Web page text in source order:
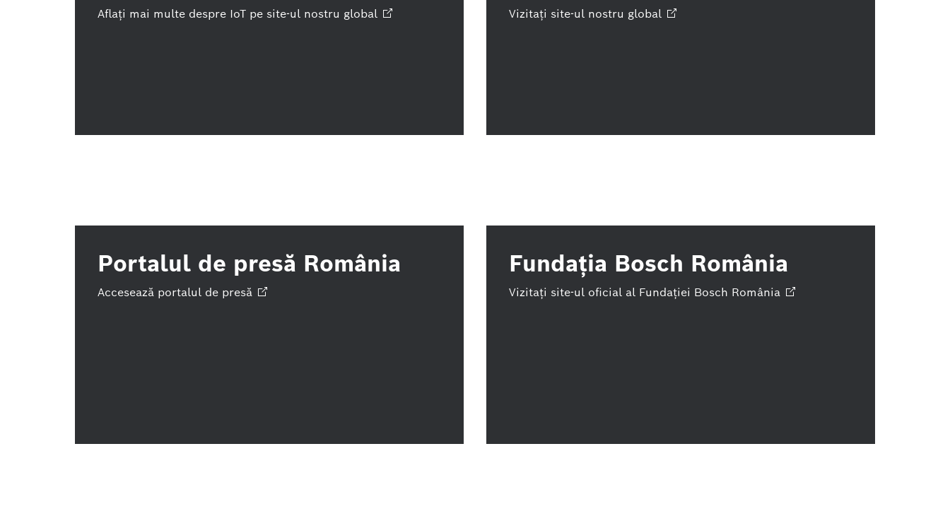
Aflaţi mai multe despre IoT pe site-ul nostru global Vizitaţi site-ul nostru global
Portalul de presă România
Accesează portalul de presă
Fundația Bosch România
Vizitați site-ul oficial al Fundației Bosch România